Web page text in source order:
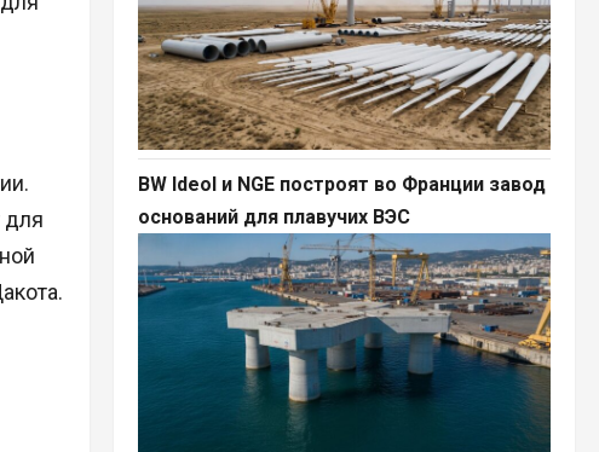
для
BW Ideol и NGE построят во Франции завод
оснований для плавучих ВЭС